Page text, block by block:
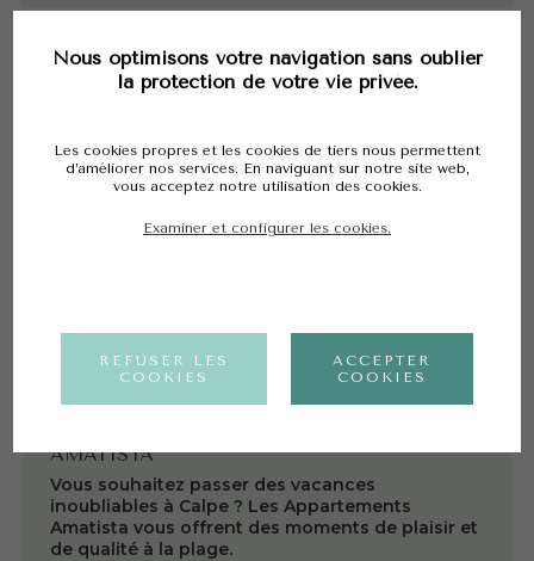
APPARTEMENTS
détendez-vous pleinement dans ce ravissant
appartement situé à Calpe.
1-6
Amplia piscina
AMATISTA
Vous souhaitez passer des vacances
inoubliables à Calpe ? Les Appartements
Amatista vous offrent des moments de plaisir et
de qualité à la plage.
Nous optimisons votre navigation sans oublier
la protection de votre vie privée.
Les cookies propres et les cookies de tiers nous permettent
d’améliorer nos services. En naviguant sur notre site web,
vous acceptez notre utilisation des cookies.
Examiner et configurer les cookies.
REFUSER LES
COOKIES
ACCEPTER
COOKIES